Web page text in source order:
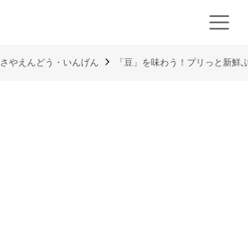
さやえんどう・いんげん 「豆」を味わう！プリっと新